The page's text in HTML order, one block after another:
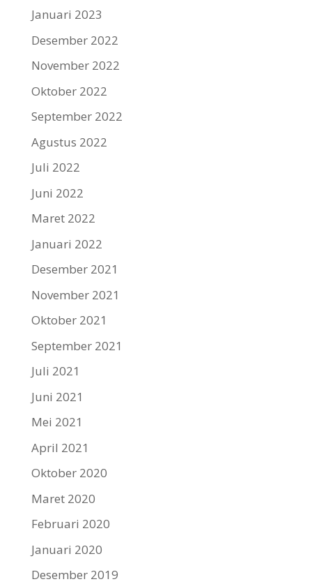
Januari 2023
Desember 2022
November 2022
Oktober 2022
September 2022
Agustus 2022
Juli 2022
Juni 2022
Maret 2022
Januari 2022
Desember 2021
November 2021
Oktober 2021
September 2021
Juli 2021
Juni 2021
Mei 2021
April 2021
Oktober 2020
Maret 2020
Februari 2020
Januari 2020
Desember 2019